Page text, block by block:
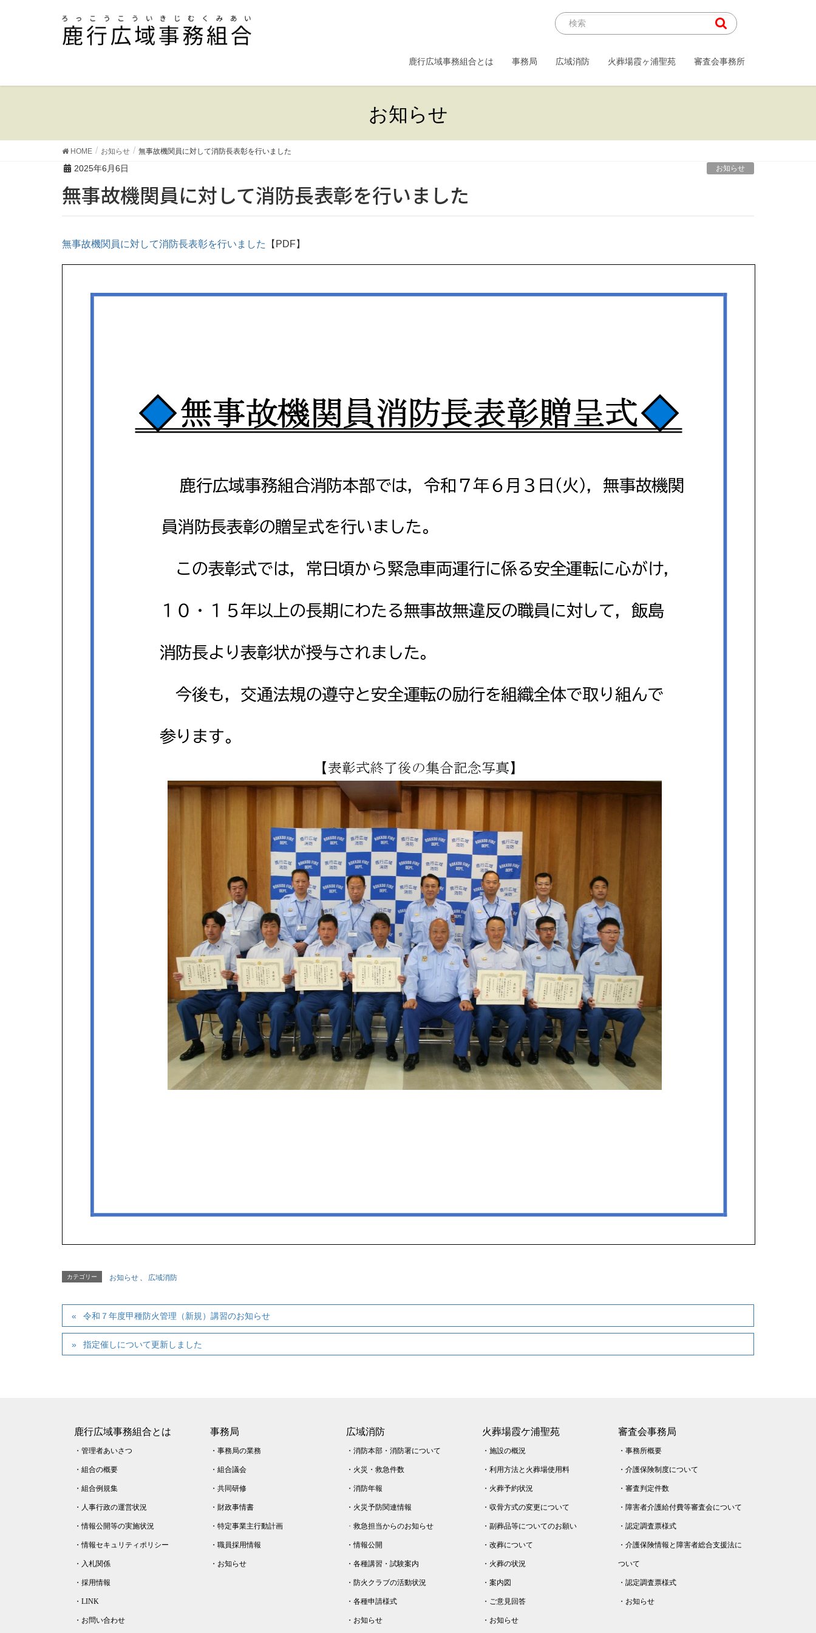
鹿行広域事務組合とは 事務局 広域消防 火葬場霞ヶ浦聖苑 審査会事務所
お知らせ
HOME お知らせ 無事故機関員に対して消防長表彰を行いました
2025年6月6日 お知らせ
無事故機関員に対して消防長表彰を行いました
無事故機関員に対して消防長表彰を行いました 【PDF】
カテゴリー お知らせ 、 広域消防
令和７年度甲種防火管理（新規）講習のお知らせ
指定催しについて更新しました
鹿行広域事務組合とは
・ 管理者あいさつ
・ 組合の概要
・ 組合例規集
・ 人事行政の運営状況
・情報公開等の実施状況
・情報セキュリティポリシー
・ 入札関係
・ 採用情報
・ LINK
・ お問い合わせ
事務局
・ 事務局の業務
・ 組合議会
・ 共同研修
・ 財政事情書
・ 特定事業主行動計画
・ 職員採用情報
・ お知らせ
広域消防
・ 消防本部・消防署について
・ 火災・ 救急件数
・ 消防年報
・ 火災予防関連情報
・ 救急担当からのお知らせ
・情報公開
・ 各種講習・試験案内
・ 防火クラブの活動状況
・ 各種申請様式
・ お知らせ
火葬場霞ケ浦聖苑
・ 施設の概況
・ 利用方法と火葬場使用料
・ 火葬予約状況
・ 収骨方式の変更について
・ 副葬品等についてのお願い
・ 改葬について
・ 火葬の状況
・ 案内図
・ ご意見回答
・ お知らせ
審査会事務局
・ 事務所概要
・ 介護保険制度について
・ 審査判定件数
・ 障害者介護給付費等審査会について
・ 認定調査票様式
・ 介護保険情報と障害者総合支援法に
ついて
・ 認定調査票様式
・ お知らせ